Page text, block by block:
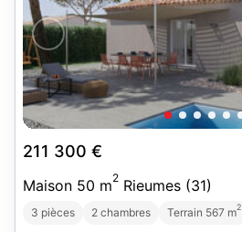
211 300 €
Maison 50 m2 Rieumes (31)
3 pièces 2 chambres Terrain 567 m2